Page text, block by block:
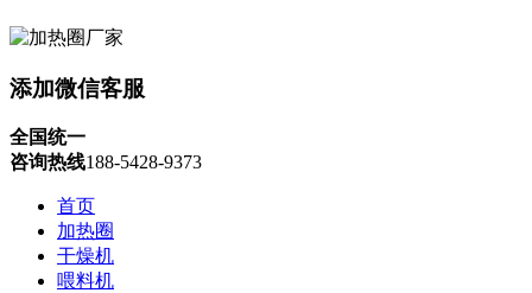
添加微信客服
全国统一
咨询热线188-5428-9373
首页
加热圈
干燥机
喂料机